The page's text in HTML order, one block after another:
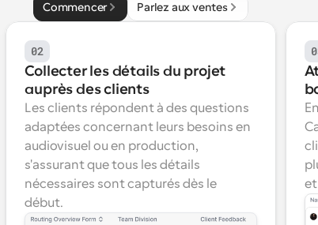
Commencer Parlez aux ventes
02
Collecter les détails du projet
auprès des clients
Les clients répondent à des questions
adaptées concernant leurs besoins en
audiovisuel ou en production,
s'assurant que tous les détails
nécessaires sont capturés dès le
début.
et